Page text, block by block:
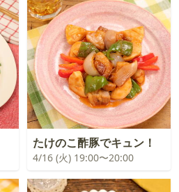
たけのこ酢豚でキュン！
4/16 (火) 19:00〜20:00